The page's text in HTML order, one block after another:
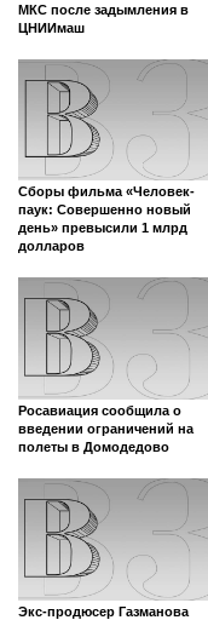
МКС после задымления в
ЦНИИмаш
Сборы фильма «Человек-
паук: Совершенно новый
день» превысили 1 млрд
долларов
Росавиация сообщила о
введении ограничений на
полеты в Домодедово
Экс-продюсер Газманова